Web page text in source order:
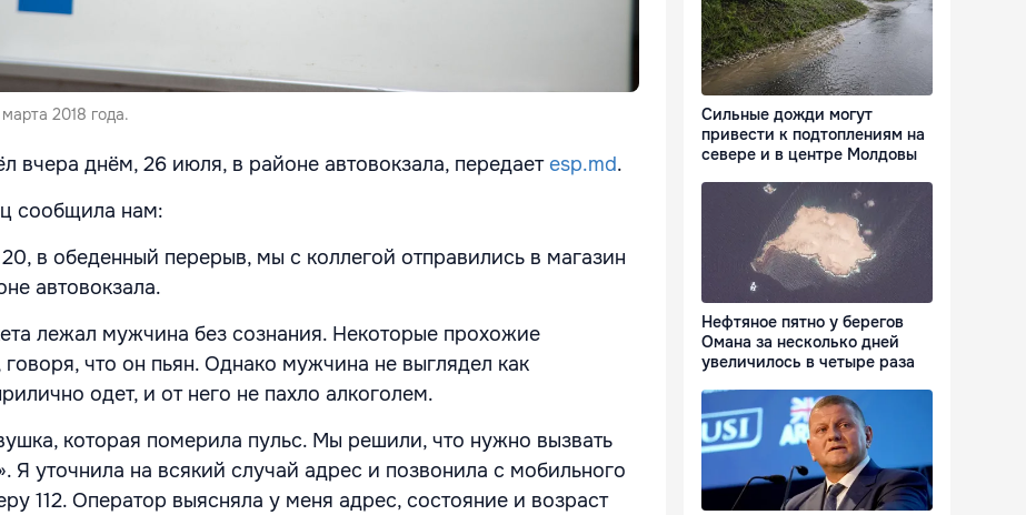
2018 года.
вчера днём, 26 июля, в районе автовокзала, передаетesp.md.
сообщила нам:
в обеденный перерыв, мы с коллегой отправились в магазин
автовокзала.
лежал мужчина без сознания. Некоторые прохожие
что он пьян. Однако мужчина не выглядел как
одет, и от него не пахло алкоголем.
которая померила пульс. Мы решили, что нужно вызвать
Я уточнила на всякий случай адрес и позвонила с мобильного
112. Оператор выясняла у меня адрес, состояние и возраст
Сильные дожди могут
привести к подтоплениям на
севере и в центре Молдовы
Нефтяное пятно у берегов
Омана за несколько дней
увеличилось в четыре раза